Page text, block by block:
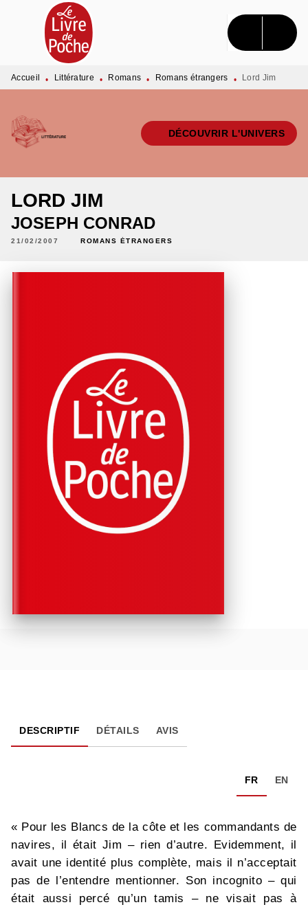
MENU RECHERCHE CONTENU
PIED DE PAGE
Accueil • Littérature • Romans • Romans étrangers • Lord Jim
DÉCOUVRIR L'UNIVERS
LORD JIM
JOSEPH CONRAD
21/02/2007 ROMANS ÉTRANGERS
DESCRIPTIF DÉTAILS AVIS
FR EN
« Pour les Blancs de la côte et les commandants de
navires, il était Jim – rien d’autre. Evidemment, il
avait une identité plus complète, mais il n’acceptait
pas de l’entendre mentionner. Son incognito – qui
était aussi percé qu’un tamis – ne visait pas à